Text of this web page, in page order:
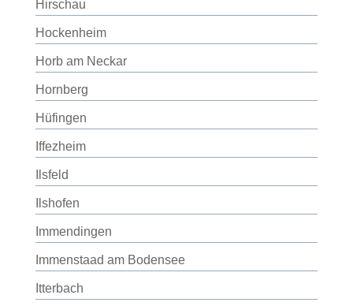
Hirschau
Hockenheim
Horb am Neckar
Hornberg
Hüfingen
Iffezheim
Ilsfeld
Ilshofen
Immendingen
Immenstaad am Bodensee
Itterbach